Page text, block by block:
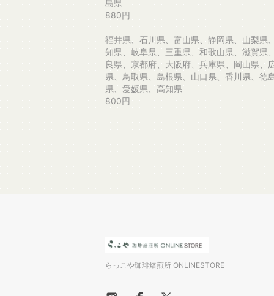
島県
880円
福井県、石川県、富山県、静岡県、山梨県
知県、岐阜県、三重県、和歌山県、滋賀県
良県、京都府、大阪府、兵庫県、岡山県、
県、鳥取県、島根県、山口県、香川県、徳
県、愛媛県、高知県
800円
らっこや珈琲焙煎所 ONLINESTORE